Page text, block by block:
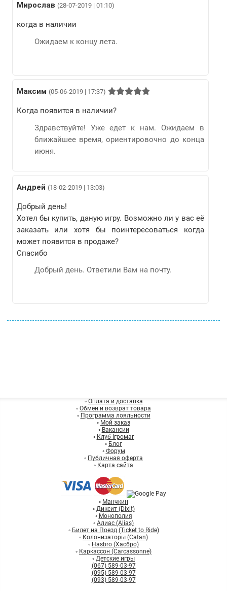
Мирослав (28-07-2019 | 01:10)
когда в наличии
Ожидаем к концу лета.
Максим (05-06-2019 | 17:37)
Когда появится в наличии?
Здравствуйте! Уже едет к нам. Ожидаем в
ближайшее время, ориентировочно до конца
июня.
Андрей (18-02-2019 | 13:03)
Добрый день!
Хотел бы купить, даную игру. Возможно ли у вас её
заказать или хотя бы поинтересоваться когда
может появится в продаже?
Спасибо
Добрый день. Ответили Вам на почту.
◦ Оплата и доставка
◦ Обмен и возврат товара
◦ Программа лояльности
◦ Мой заказ
◦ Вакансии
◦ Клуб Ігромаг
◦ Блог
◦ Форум
◦ Публичная оферта
◦ Карта сайта
◦ Манчкин
◦ Диксит (Dixit)
◦ Монополия
◦ Алиас (Alias)
◦ Билет на Поезд (Ticket to Ride)
◦ Колонизаторы (Catan)
◦ Hasbro (Хасбро)
◦ Каркассон (Carcassonne)
◦ Детские игры
(067) 589-03-97
(095) 589-03-97
(093) 589-03-97